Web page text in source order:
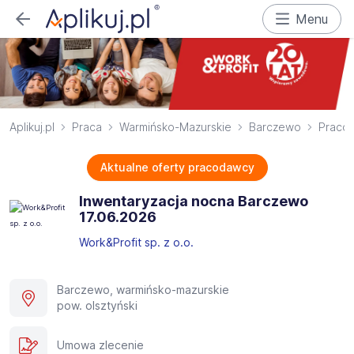
Menu
Aplikuj.pl Praca Warmińsko-Mazurskie Barczewo
Aktualne oferty pracodawcy
Inwentaryzacja nocna Barczewo
17.06.2026​
Work&Profit sp. z o.o.
Barczewo, warmińsko-mazurskie
pow. olsztyński
Umowa zlecenie